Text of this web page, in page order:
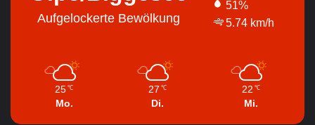
Aufgelockerte Bewölkung
51%
5.74 km/h
25 ℃
Mo.
27 ℃
Di.
22 ℃
Mi.